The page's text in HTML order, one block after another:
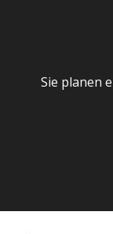
Sie planen